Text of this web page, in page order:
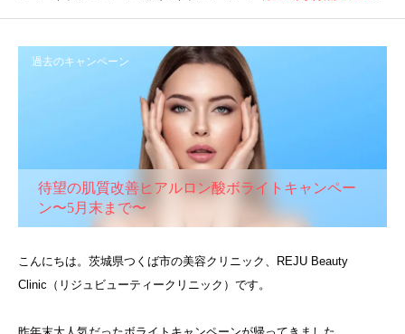
過去のキャンペーン
待望の肌質改善ヒアルロン酸ボライトキャンペー
ン〜5月末まで〜
こんにちは。茨城県つくば市の美容クリニック、REJU Beauty
Clinic（リジュビューティークリニック）です。